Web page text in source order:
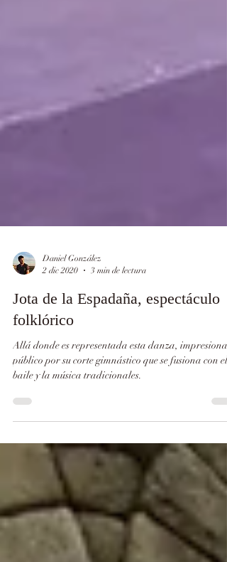
Daniel González
2 dic 2020
3 min de lectura
folklórico
Allá donde es representada esta danza, impresiona
público por su corte gimnástico que se fusiona con el